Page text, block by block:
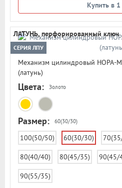
Купить в
ЛАТУНЬ, перфорированный ключ
СЕРИЯ ЛПУ
Механизм цилиндровый НОРА-
(латунь)
Цвета: Золото
Размер: 60(30/30)
100(50/50) 60(30/30)
80(40/40) 80(45/35) 90(45/
90(55/35)